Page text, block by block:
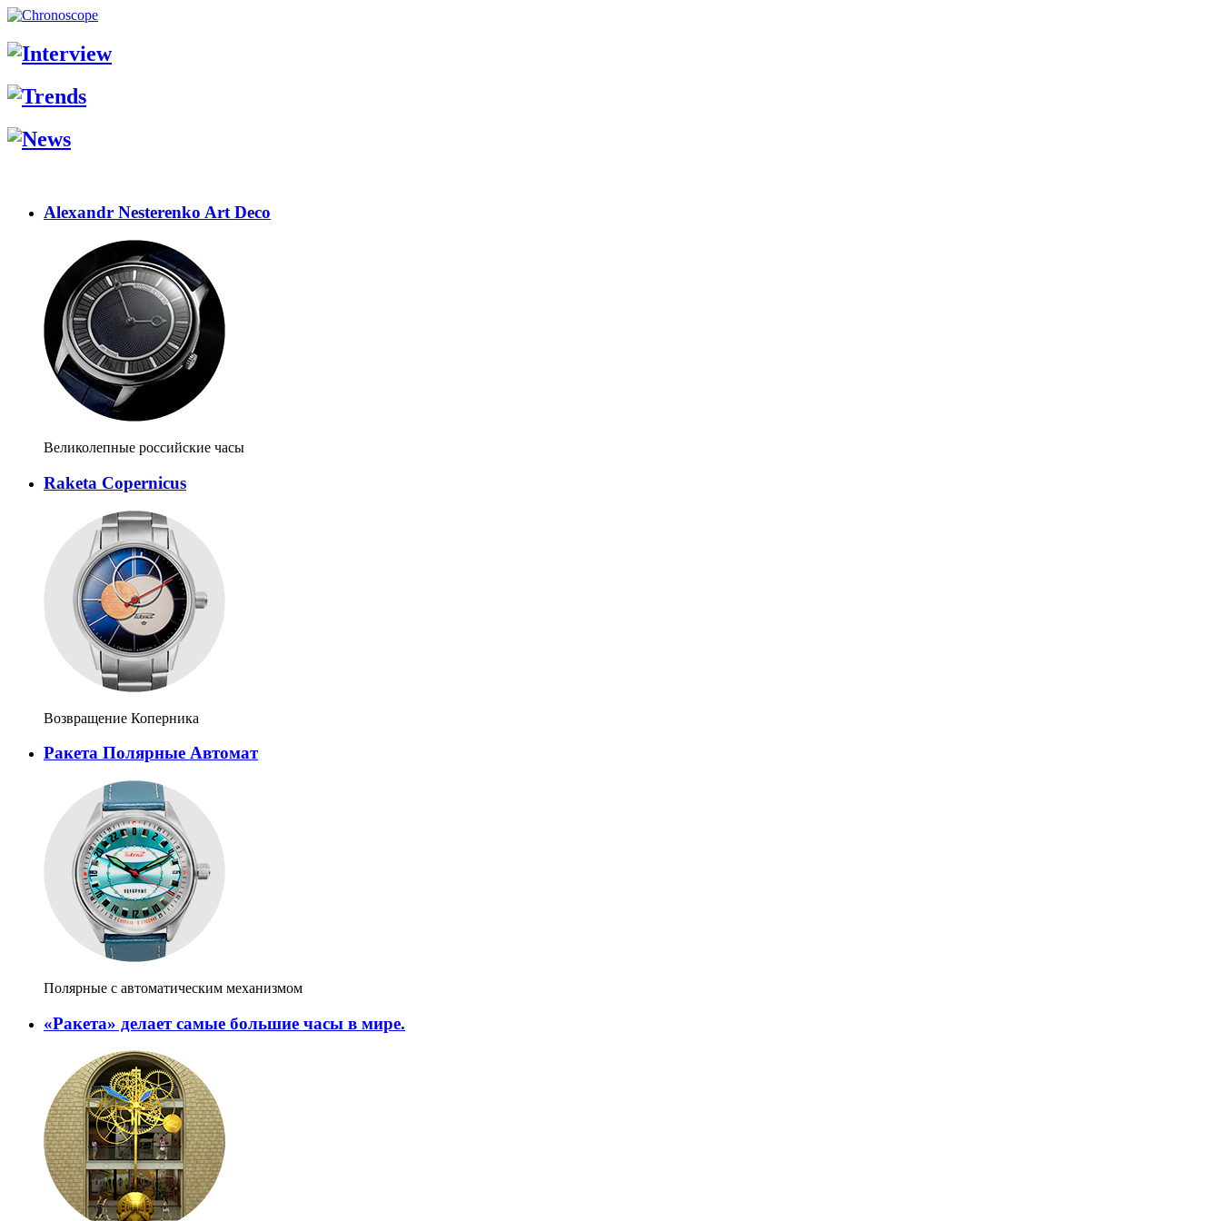
Alexandr Nesterenko Art Deco
Великолепные российские часы
Raketa Copernicus
Возвращение Коперника
Ракета Полярные Автомат
Полярные с автоматическим механизмом
«Ракета» делает самые большие часы в мире.